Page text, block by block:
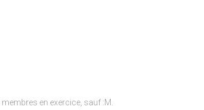
en exercice, sauf :M.